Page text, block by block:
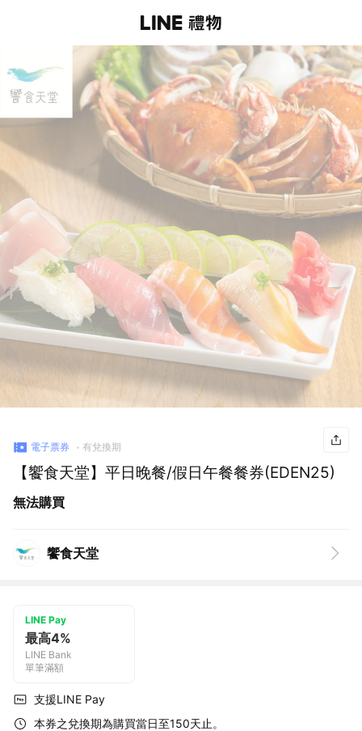
電子票券 有兌換期
【饗食天堂】平日晚餐/假日午餐餐券(EDEN25)
無法購買
饗食天堂
LINE Pay
最高4%
LINE Bank
單筆滿額
支援LINE Pay
本券之兌換期為購買當日至150天止。